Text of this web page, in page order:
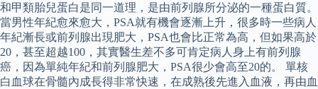
和甲類胎兒蛋白是同一道理，是由前列腺所分泌的一種蛋白質。
當男性年紀愈來愈大，PSA就有機會逐漸上升，很多時一些病人
年紀漸長或前列腺出現肥大，PSA也會比正常為高，但如果高於
20，甚至超越100，其實醫生差不多可肯定病人身上有前列腺
癌，因為單純年紀和前列腺肥大，PSA很少會高至20的。 單核
白血球在骨髓內成長得非常快速，在成熟後先進入血液，再由血